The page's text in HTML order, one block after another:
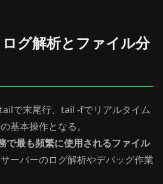
グ解析とファイル分
で末尾行、tail -fでリアルタイム
基本操作となる。
で最も頻繁に使用されるファイル
ーバーのログ解析やデバッグ作業